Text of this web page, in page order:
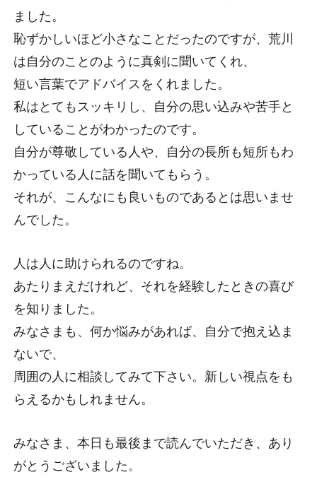
ました。
恥ずかしいほど小さなことだったのですが、荒川
は自分のことのように真剣に聞いてくれ、
短い言葉でアドバイスをくれました。
私はとてもスッキリし、自分の思い込みや苦手と
していることがわかったのです。
自分が尊敬している人や、自分の長所も短所もわ
かっている人に話を聞いてもらう。
それが、こんなにも良いものであるとは思いませ
んでした。
人は人に助けられるのですね。
あたりまえだけれど、それを経験したときの喜び
を知りました。
みなさまも、何か悩みがあれば、自分で抱え込ま
ないで、
周囲の人に相談してみて下さい。新しい視点をも
らえるかもしれません。
みなさま、本日も最後まで読んでいただき、あり
がとうございました。